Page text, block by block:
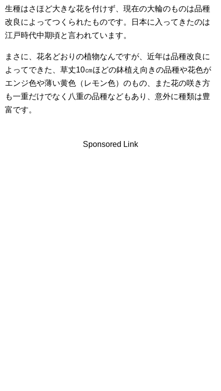
生種はさほど大きな花を付けず、現在の大輪のものは品種
改良によってつくられたものです。日本に入ってきたのは
江戸時代中期頃と言われています。
まさに、花名どおりの植物なんですが、近年は品種改良に
よってできた、草丈10㎝ほどの鉢植え向きの品種や花色が
エンジ色や薄い黄色（レモン色）のもの、また花の咲き方
も一重だけでなく八重の品種などもあり、意外に種類は豊
富です。
Sponsored Link